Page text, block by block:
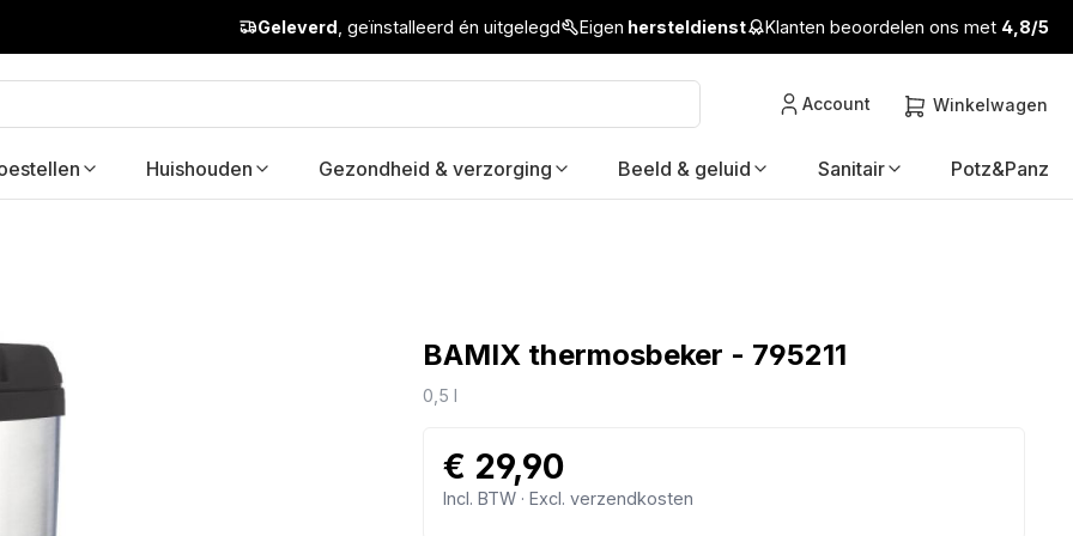
Geleverd , geïnstalleerd én uitgelegd Eigen hersteldienst Klanten beoordelen ons met 4,8/5
Account Winkelwagen
Huishouden Gezondheid & verzorging Beeld & geluid Sanitair Potz&Panz
BAMIX thermosbeker - 795211
0,5 l
€ 29,90
Incl. BTW · Excl. verzendkosten